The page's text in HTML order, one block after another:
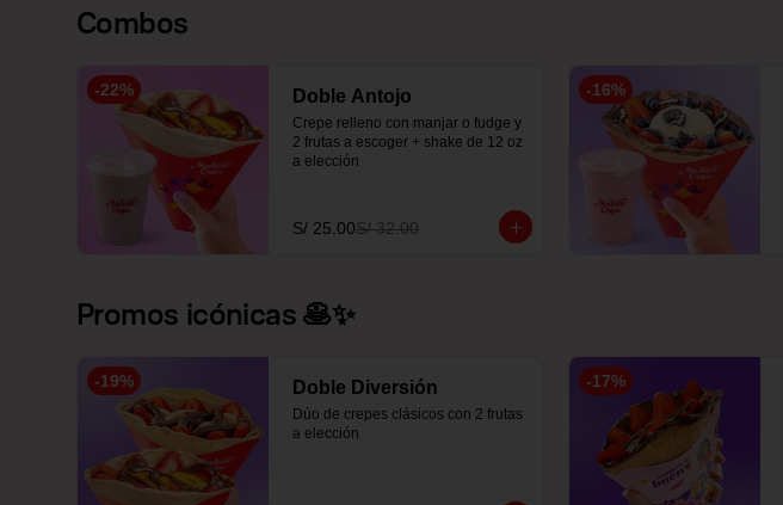
Combos
-22% Doble Antojo
Crepe relleno con manjar o fudge y
2 frutas a escoger + shake de 12 oz
a elección
S/ 25.00S/ 32.00
-16%
Promos icónicas 🥞✨
-19% Doble Diversión
Dúo de crepes clásicos con 2 frutas
a elección
-17%